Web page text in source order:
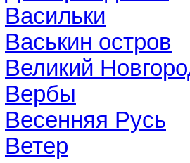
Васильки
Васькин остров
Великий
Вербы
Весенняя Русь
Ветер